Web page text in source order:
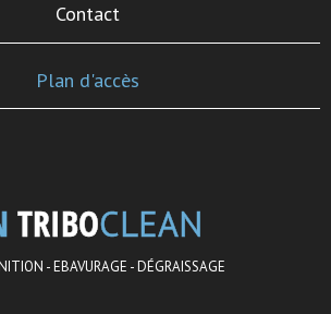
Contact
Plan d'accès
TRIBOCLEAN
- EBAVURAGE - DÉGRAISSAGE